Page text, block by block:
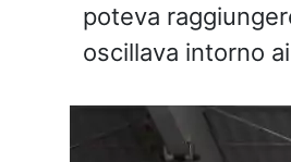
poteva
oscillava intorno